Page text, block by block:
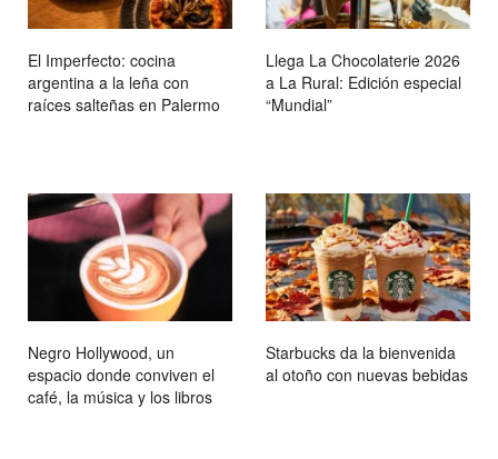
El Imperfecto: cocina
argentina a la leña con
raíces salteñas en Palermo
Llega La Chocolaterie 2026
a La Rural: Edición especial
“Mundial”
Negro Hollywood, un
espacio donde conviven el
café, la música y los libros
Starbucks da la bienvenida
al otoño con nuevas bebidas